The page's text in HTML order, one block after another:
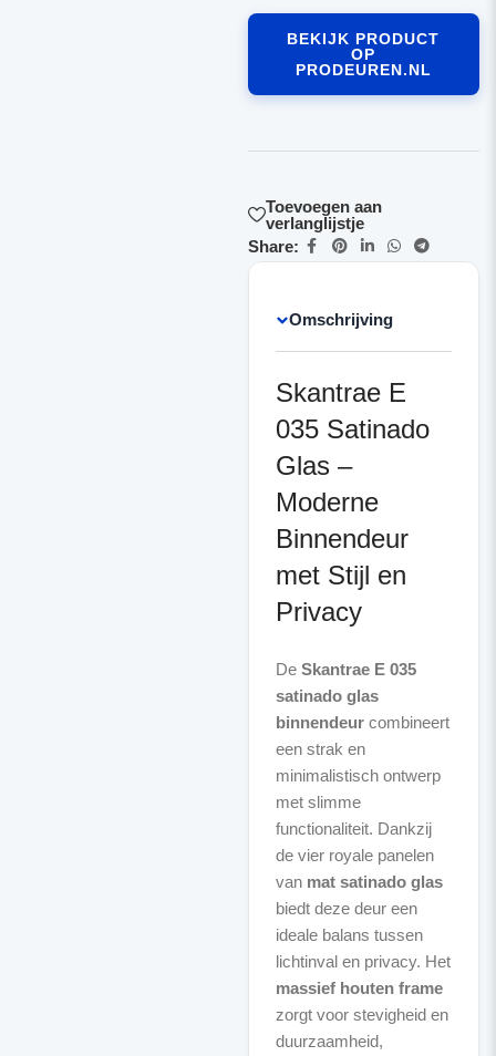
BEKIJK PRODUCT
OP
PRODEUREN.NL
Toevoegen aan
verlanglijstje
Share:
Omschrijving
Skantrae E
035 Satinado
Glas –
Moderne
Binnendeur
met Stijl en
Privacy
De Skantrae E 035
satinado glas
binnendeurcombineert
een strak en
minimalistisch ontwerp
met slimme
functionaliteit. Dankzij
de vier royale panelen
van mat satinado glas
biedt deze deur een
ideale balans tussen
lichtinval en privacy. Het
massief houten frame
zorgt voor stevigheid en
duurzaamheid,